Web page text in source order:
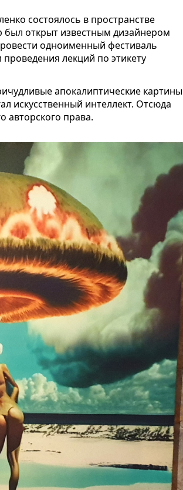
состоялось в пространстве
был открыт известным дизайнером
одноименный фестиваль
лекций по этикету
апокалиптические картины
искусственный интеллект. Отсюда
авторского права.